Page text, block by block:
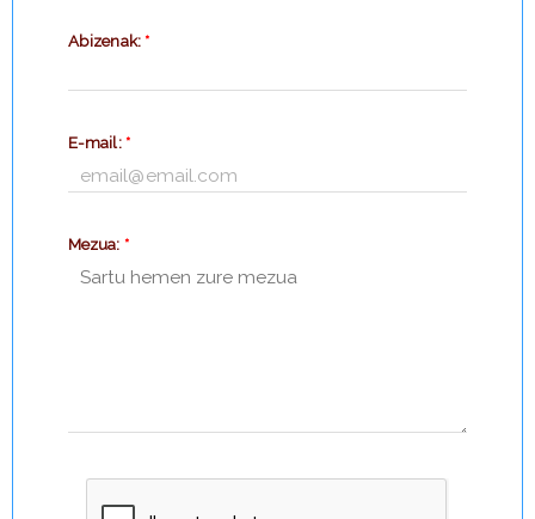
Abizenak: *
E-mail: *
Mezua: *